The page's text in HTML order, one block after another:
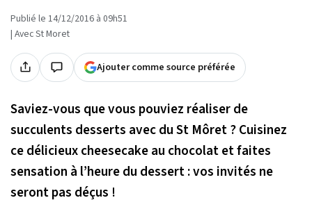
Publié le 14/12/2016 à 09h51
| Avec St Moret
Ajouter comme source préférée
Saviez-vous que vous pouviez réaliser de
succulents desserts avec du St Môret ? Cuisinez
ce délicieux cheesecake au chocolat et faites
sensation à l’heure du dessert : vos invités ne
seront pas déçus !